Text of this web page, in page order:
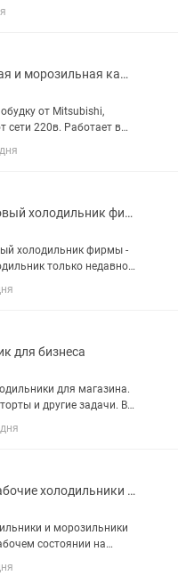
по 250 тысяч
Холодильная и морозильная камера
от Mitsubishi,
сети 220в. Работает в
как плюсовой
минусовой
мкр.Достык. Выше
Продаём новый холодильник фирмы - ATLANT.
холодильник фирмы -
только недавно
в связи с тем что не
для бизнеса
для магазина.
и другие задачи. В
В заправке не
полный комплект.
+4...
Купим не рабочие холодильники и морозильники
и морозильники
состоянии на